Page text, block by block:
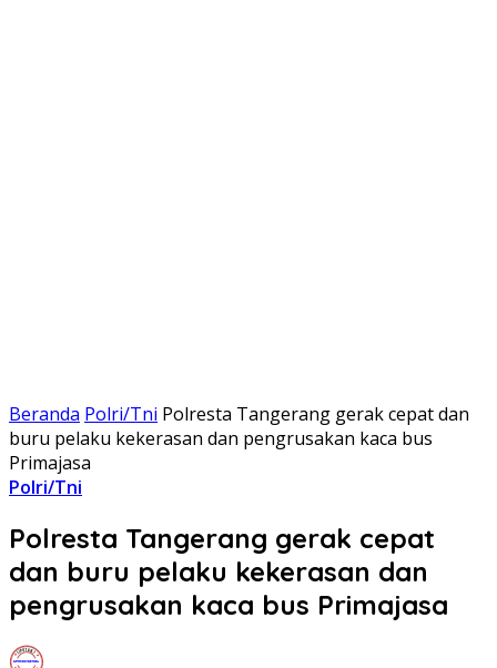
Beranda Polri/Tni Polresta Tangerang gerak cepat dan
buru pelaku kekerasan dan pengrusakan kaca bus
Primajasa
Polri/Tni
Polresta Tangerang gerak cepat
dan buru pelaku kekerasan dan
pengrusakan kaca bus Primajasa